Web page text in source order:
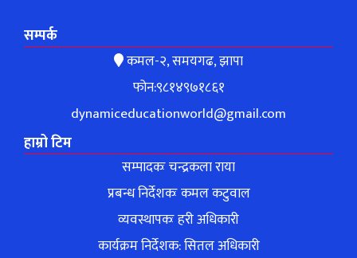
सम्पर्क
कमल-२, समयगढ, झापा
फोन:९८१४९७१८६१
dynamiceducationworld@gmail.com
हाम्रो टिम
सम्पादकः चन्द्रकला राया
प्रबन्ध निर्देशकः कमल कटुवाल
व्यवस्थापकः हरी अधिकारी
कार्यक्रम निर्देशक: सितल अधिकारी